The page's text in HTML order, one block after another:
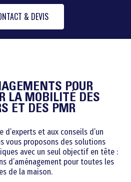
& DEVIS
POUR
LA MOBILITÉ DES
ET DES PMR
d’experts et aux conseils d’un
vous proposons des solutions
avec un seul objectif en tête :
d’aménagement pour toutes les
de la maison.